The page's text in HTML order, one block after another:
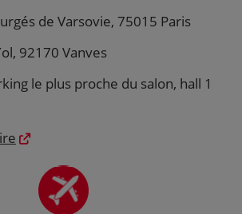
de Varsovie, 75015 Paris
92170 Vanves
le plus proche du salon, hall 1